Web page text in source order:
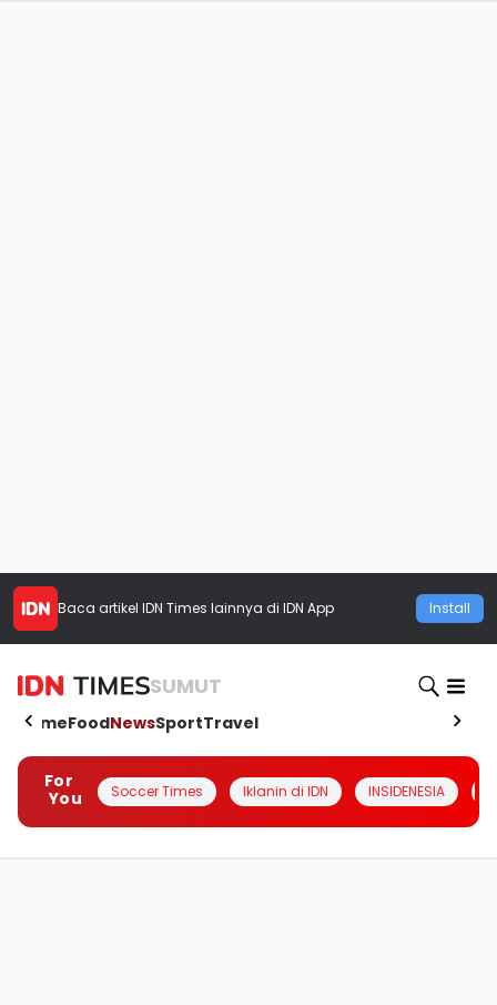
Baca artikel IDN Times lainnya di IDN App Install
SUMUT
HomeFoodNewsSportTravel
For
You
Soccer Times Iklanin di IDN INSIDENESIA